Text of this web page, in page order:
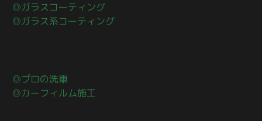
◎ガラスコーティング
◎ガラス系コーティング
◎プロの洗車
◎カーフィルム施工